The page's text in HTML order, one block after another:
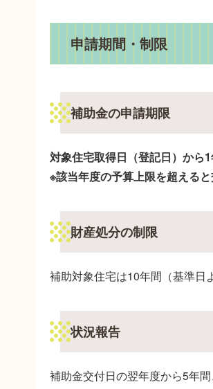
申請期間・制限
補助金の申請期限
対象住宅取得日（登記日）から
※該当年度の予算上限を超える
財産処分の制限
補助対象住宅は10年間（基準日
状況報告
補助金交付日の翌年度から5年